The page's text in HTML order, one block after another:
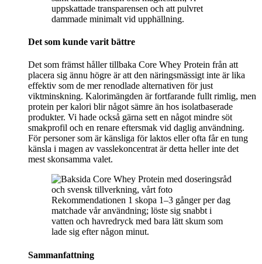
uppskattade transparensen och att pulvret
dammade minimalt vid upphällning.
Det som kunde varit bättre
Det som främst håller tillbaka Core Whey Protein från att
placera sig ännu högre är att den näringsmässigt inte är lika
effektiv som de mer renodlade alternativen för just
viktminskning. Kalorimängden är fortfarande fullt rimlig, men
protein per kalori blir något sämre än hos isolatbaserade
produkter. Vi hade också gärna sett en något mindre söt
smakprofil och en renare eftersmak vid daglig användning.
För personer som är känsliga för laktos eller ofta får en tung
känsla i magen av vasslekoncentrat är detta heller inte det
mest skonsamma valet.
Rekommendationen 1 skopa 1–3 gånger per dag
matchade vår användning; löste sig snabbt i
vatten och havredryck med bara lätt skum som
lade sig efter någon minut.
Sammanfattning